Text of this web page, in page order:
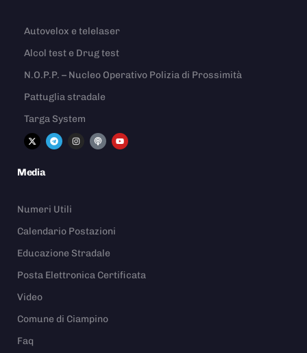
Autovelox e telelaser
Alcol test e Drug test
N.O.P.P. – Nucleo Operativo Polizia di Prossimità
Pattuglia stradale
Targa System
Media
Numeri Utili
Calendario Postazioni
Educazione Stradale
Posta Elettronica Certificata
Video
Comune di Ciampino
Faq